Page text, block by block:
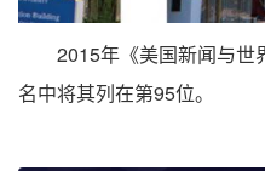
2015年《美国新闻与世
名中将其列在第95位。